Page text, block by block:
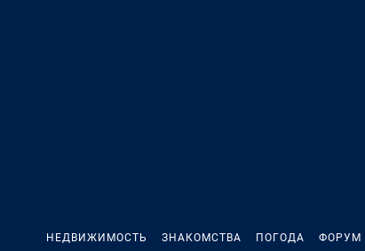
НЕДВИЖИМОСТЬ ЗНАКОМСТВА ПОГОДА ФОРУМ